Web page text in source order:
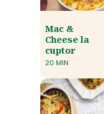
Mac &
Cheese la
cuptor
20 MIN